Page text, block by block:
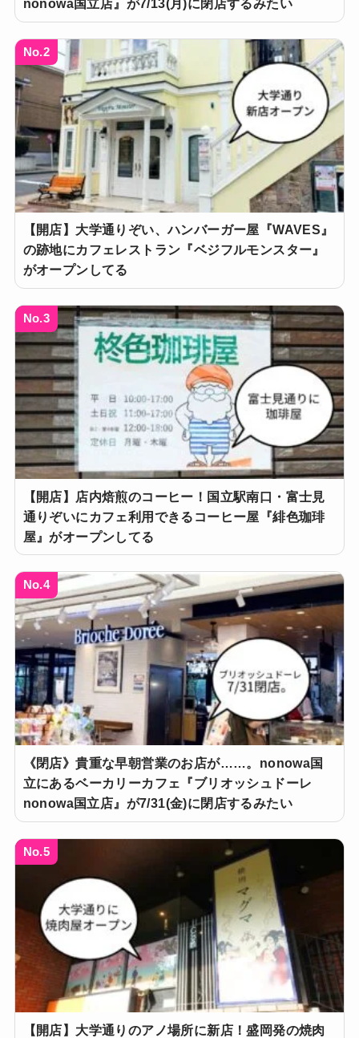
nonowa国立店』が7/13(月)に閉店するみたい
No.2
【開店】大学通りぞい、ハンバーガー屋『WAVES』
の跡地にカフェレストラン『ベジフルモンスター』
がオープンしてる
No.3
【開店】店内焙煎のコーヒー！国立駅南口・富士見
通りぞいにカフェ利用できるコーヒー屋『緋色珈琲
屋』がオープンしてる
No.4
《閉店》貴重な早朝営業のお店が……。nonowa国
立にあるベーカリーカフェ『ブリオッシュドーレ
nonowa国立店』が7/31(金)に閉店するみたい
No.5
【開店】大学通りのアノ場所に新店！盛岡発の焼肉